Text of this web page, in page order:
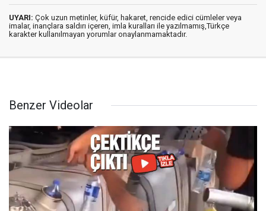
UYARI: Çok uzun metinler, küfür, hakaret, rencide edici cümleler veya
imalar, inançlara saldırı içeren, imla kuralları ile yazılmamış,Türkçe
karakter kullanılmayan yorumlar onaylanmamaktadır.
Benzer Videolar